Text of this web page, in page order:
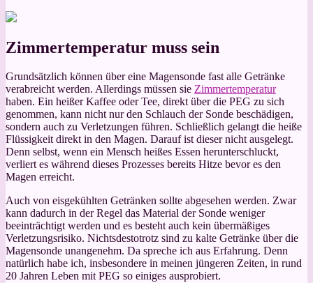
Zimmertemperatur muss sein
Grundsätzlich können über eine Magensonde fast alle Getränke
verabreicht werden. Allerdings müssen sie Zimmertemperatur
haben. Ein heißer Kaffee oder Tee, direkt über die PEG zu sich
genommen, kann nicht nur den Schlauch der Sonde beschädigen,
sondern auch zu Verletzungen führen. Schließlich gelangt die heiße
Flüssigkeit direkt in den Magen. Darauf ist dieser nicht ausgelegt.
Denn selbst, wenn ein Mensch heißes Essen herunterschluckt,
verliert es während dieses Prozesses bereits Hitze bevor es den
Magen erreicht.
Auch von eisgekühlten Getränken sollte abgesehen werden. Zwar
kann dadurch in der Regel das Material der Sonde weniger
beeinträchtigt werden und es besteht auch kein übermäßiges
Verletzungsrisiko. Nichtsdestotrotz sind zu kalte Getränke über die
Magensonde unangenehm. Da spreche ich aus Erfahrung. Denn
natürlich habe ich, insbesondere in meinen jüngeren Zeiten, in rund
20 Jahren Leben mit PEG so einiges ausprobiert.